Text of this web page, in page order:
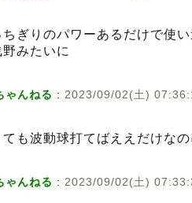
ぎりのパワーあるだけで使
みたいに
ゃんねる : 2023/09/02(土)
も波動球打てばええだけな
ゃんねる : 2023/09/02(土)